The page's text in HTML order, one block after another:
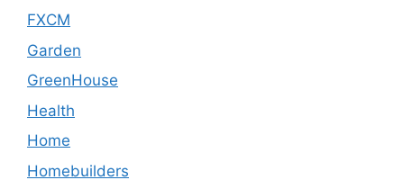
FXCM
Garden
GreenHouse
Health
Home
Homebuilders